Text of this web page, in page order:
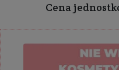
Cena